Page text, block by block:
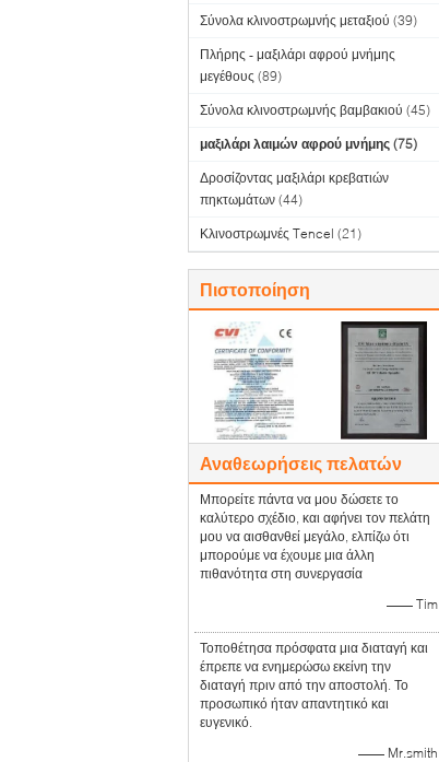
Σύνολα κλινοστρωμνής μεταξιού (39)
Πλήρης - μαξιλάρι αφρού μνήμης
μεγέθους (89)
Σύνολα κλινοστρωμνής βαμβακιού (45)
μαξιλάρι λαιμών αφρού μνήμης (75)
Δροσίζοντας μαξιλάρι κρεβατιών
πηκτωμάτων (44)
Κλινοστρωμνές Tencel (21)
Πιστοποίηση
Αναθεωρήσεις πελατών
Μπορείτε πάντα να μου δώσετε το
καλύτερο σχέδιο, και αφήνει τον πελάτη
μου να αισθανθεί μεγάλο, ελπίζω ότι
μπορούμε να έχουμε μια άλλη
πιθανότητα στη συνεργασία
—— Tim
Τοποθέτησα πρόσφατα μια διαταγή και
έπρεπε να ενημερώσω εκείνη την
διαταγή πριν από την αποστολή. Το
προσωπικό ήταν απαντητικό και
ευγενικό.
—— Mr.smith